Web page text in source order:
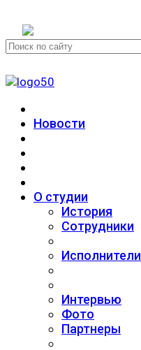
Новости
О студии
История
Сотрудники
Исполнители
Интервью
Фото
Партнеры